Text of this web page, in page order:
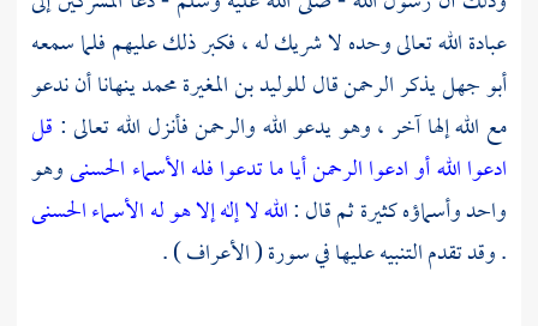
عبادة الله تعالى وحده لا شريك له ، فكبر ذلك عليهم فلما سمعه
أبو جهليذكر الرحمن قالللوليد بن المغيرةمحمدينهانا أن ندعو
مع الله إلها آخر ، وهو يدعو الله والرحمن فأنزل الله تعالى : قل
ادعوا الله أو ادعوا الرحمن أيا ما تدعوا فله الأسماء الحسنىوهو
واحد وأسماؤه كثيرة ثم قال :الله لا إله إلا هو له الأسماء الحسنى
. وقد تقدم التنبيه عليها في سورة ( الأعراف ) .